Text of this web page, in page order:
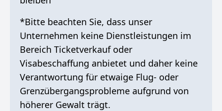
*Bitte beachten Sie, dass unser
Unternehmen keine Dienstleistungen im
Bereich Ticketverkauf oder
Visabeschaffung anbietet und daher keine
Verantwortung für etwaige Flug- oder
Grenzübergangsprobleme aufgrund von
höherer Gewalt trägt.